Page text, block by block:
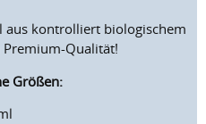
aus kontrolliert biologischem
Qualität!
Größen: